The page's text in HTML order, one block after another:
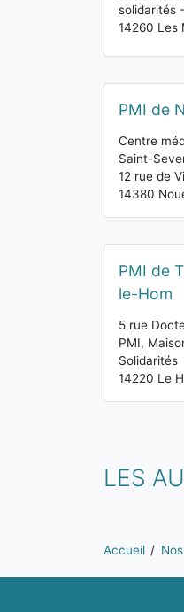
solidarités
14260 Les
PMI de
Centre
Saint-
12 rue de
14380
PMI de
le-Hom
5 rue
PMI,
Solidarités
14220 Le
LES
Vous êtes ici:
Accueil